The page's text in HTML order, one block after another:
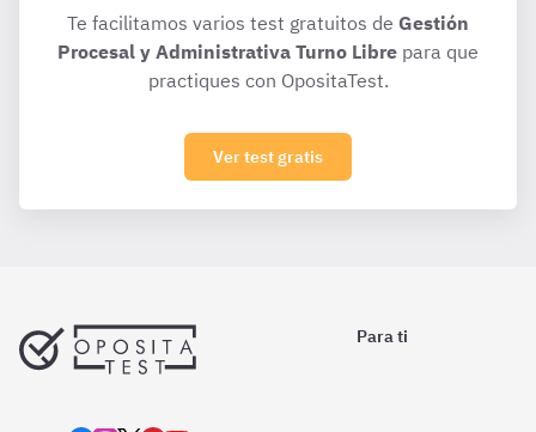
Te facilitamos varios test gratuitos de Gestión
Procesal y Administrativa Turno Libre para que
practiques con OpositaTest.
Ver test gratis
Para ti